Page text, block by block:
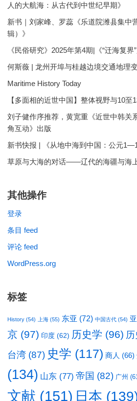
人的大航海：从古代到中世纪早期》
新书｜刘家峰、罗蕊《乐道院潍县集中
辑）》
《民俗研究》2025年第4期|《“迁海复界
何斯薇 | 龙州开埠与桂越边境交通地理
Maritime History Today
【多面相的近世中国】整体视野与10至
刘子健作序推荐，黄宽重《近世中韩
角互动》出版
新书快报 | 《从地中海到中国：公元
草原与大海的对话——辽代的海疆与海
其他操作
登录
条目 feed
评论 feed
WordPress.org
标签
History (54) 上海 (55) 东亚 (72) 中国古代 (54)
京 (97) 印度 (62) 历史学 (96)
台湾 (87) 史学 (117) 商人 (66)
(134) 山东 (77) 帝国 (82) 广州
文献 (151) 日本